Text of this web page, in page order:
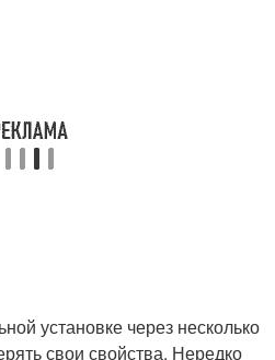
установке через несколько
свои свойства. Нередко